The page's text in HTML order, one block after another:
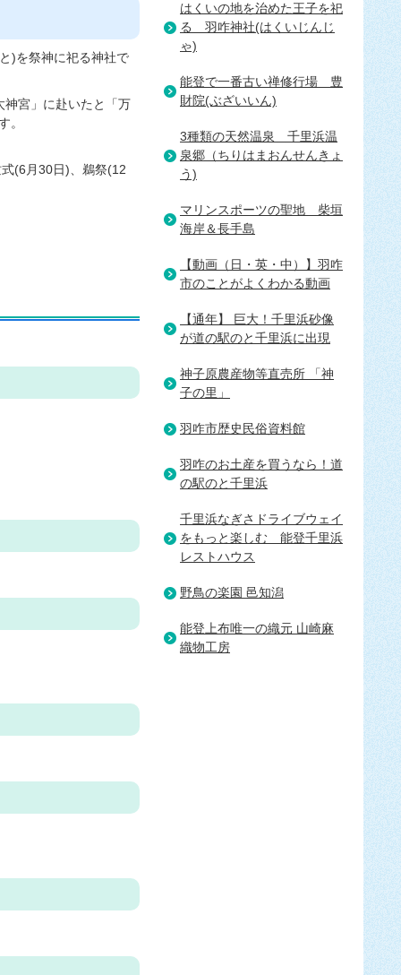
)を祭神に祀る神社で
宮」に赴いたと「万
。
(6月30日)、鵜祭(12
はくいの地を治めた王子を祀
る＿羽咋神社(はくいじんじ
ゃ)
能登で一番古い禅修行場＿豊
財院(ぶざいいん)
3種類の天然温泉＿千里浜温
泉郷（ちりはまおんせんきょ
う)
マリンスポーツの聖地＿柴垣
海岸＆長手島
【動画（日・英・中）】羽咋
市のことがよくわかる動画
【通年】 巨大！千里浜砂像
が道の駅のと千里浜に出現
神子原農産物等直売所 「神
子の里」
羽咋市歴史民俗資料館
羽咋のお土産を買うなら！道
の駅のと千里浜
千里浜なぎさドライブウェイ
をもっと楽しむ＿能登千里浜
レストハウス
野鳥の楽園 邑知潟
能登上布唯一の織元 山崎麻
織物工房